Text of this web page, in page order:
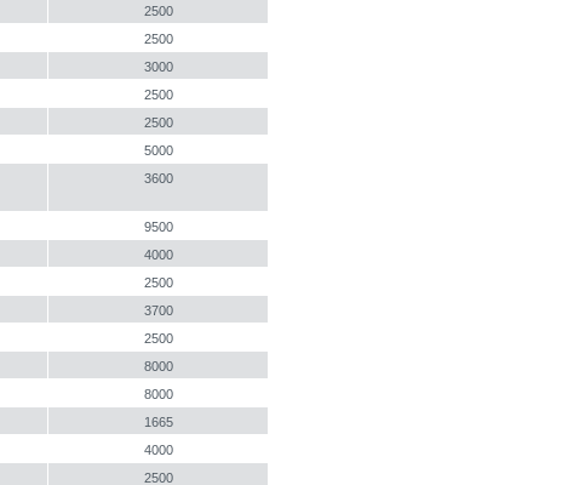
2500
2500
3000
2500
2500
5000
3600
9500
4000
2500
3700
2500
8000
8000
1665
4000
2500